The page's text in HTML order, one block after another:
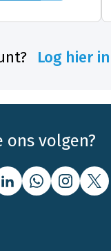
Log hier in
ons volgen?